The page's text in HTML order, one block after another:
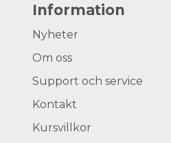
Information
Nyheter
Om oss
Support och service
Kontakt
Kursvillkor